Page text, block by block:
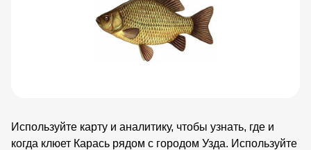
Используйте карту и аналитику, чтобы узнать, где и
когда клюет Карась рядом с городом Узда. Используйте